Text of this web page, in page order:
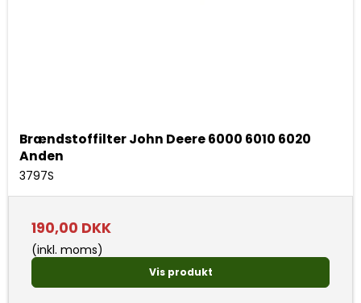
Brændstoffilter John Deere 6000 6010 6020
Anden
3797S
190,00 DKK
(inkl. moms)
Vis produkt